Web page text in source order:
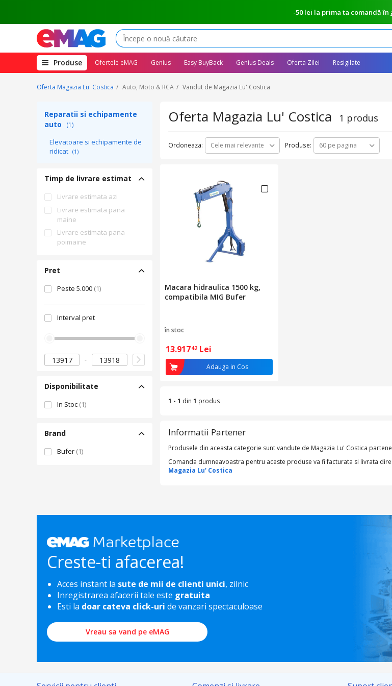
-50 lei la prima ta comandă în
Produse(deschide
megameniul)
Ofertele eMAG Genius Easy BuyBack Genius Deals Oferta Zilei Resigilate
Oferta Magazia Lu' Costica Auto, Moto & RCA Vandut de Magazia Lu' Costica
Reparatii si echipamente
auto
(1)
Elevatoare si echipamente de
ridicat (1)
Timp de livrare estimat
Livrare estimata azi
Livrare estimata pana
maine
Livrare estimata pana
poimaine
Pret
Peste 5.000 (1)
Interval pret
Disponibilitate
In Stoc (1)
Brand
Bufer (1)
Oferta Magazia Lu' Costica 1 produs
Ordoneaza: Cele mai relevante Produse: 60 pe pagina
Macara hidraulica 1500 kg,
compatibila MIG Bufer
în stoc
13.91742 Lei
Adauga in Cos
1 - 1 din 1 produs
Informatii Partener
Produsele din aceasta categorie sunt vandute de Magazia Lu' Costica
Comanda dumneavoastra pentru aceste produse va fi facturata si livrata
Magazia Lu' Costica
Creste-ti afacerea!
Acces instant la sute de mii de clienti unici, zilnic
Inregistrarea afacerii tale este gratuita
Esti la doar cateva click-uri de vanzari spectaculoase
Vreau sa vand pe eMAG